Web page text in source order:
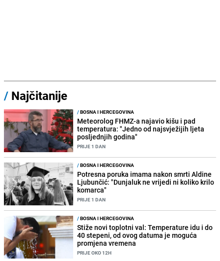
/ Najčitanije
/BOSNA I HERCEGOVINA
Meteorolog FHMZ-a najavio kišu i pad
temperatura: "Jedno od najsvježijih ljeta
posljednjih godina"
PRIJE 1 DAN
/BOSNA I HERCEGOVINA
Potresna poruka imama nakon smrti Aldine
Ljubunčić: "Dunjaluk ne vrijedi ni koliko krilo
komarca"
PRIJE 1 DAN
/BOSNA I HERCEGOVINA
Stiže novi toplotni val: Temperature idu i do
40 stepeni, od ovog datuma je moguća
promjena vremena
PRIJE OKO 12H